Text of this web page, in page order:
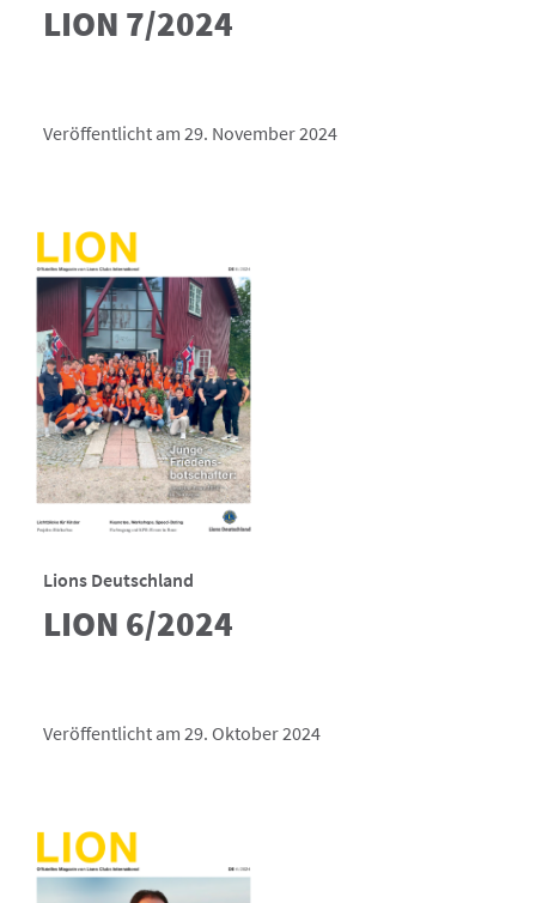
LION 7/2024
Veröffentlicht am 29. November 2024
Lions Deutschland
LION 6/2024
Veröffentlicht am 29. Oktober 2024